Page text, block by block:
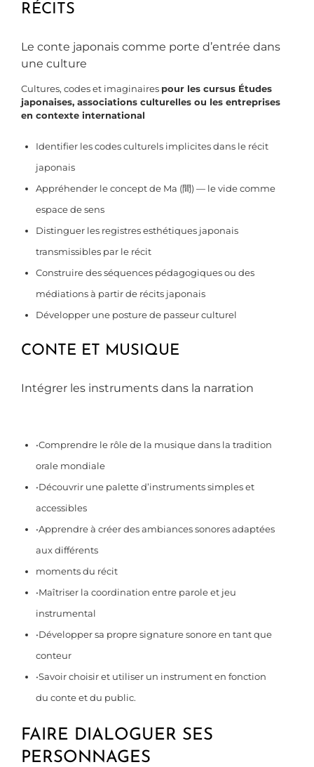
RÉCITS
Le conte japonais comme porte d’entrée dans
une culture
Cultures, codes et imaginaires pour les cursus Études
japonaises, associations culturelles ou les entreprises
en contexte international
Identifier les codes culturels implicites dans le récit
japonais
Appréhender le concept de Ma (間) — le vide comme
espace de sens
Distinguer les registres esthétiques japonais
transmissibles par le récit
Construire des séquences pédagogiques ou des
médiations à partir de récits japonais
Développer une posture de passeur culturel
CONTE ET MUSIQUE
Intégrer les instruments dans la narration
•Comprendre le rôle de la musique dans la tradition
orale mondiale
•Découvrir une palette d’instruments simples et
accessibles
•Apprendre à créer des ambiances sonores adaptées
aux différents
moments du récit
•Maîtriser la coordination entre parole et jeu
instrumental
•Développer sa propre signature sonore en tant que
conteur
•Savoir choisir et utiliser un instrument en fonction
du conte et du public.
FAIRE DIALOGUER SES
PERSONNAGES